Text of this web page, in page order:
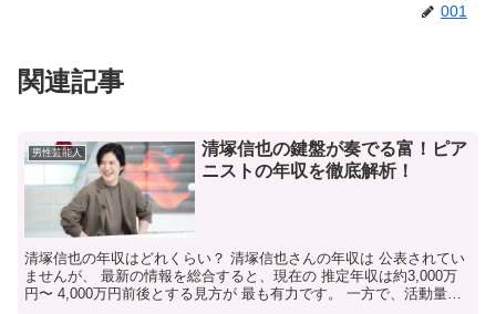
001
関連記事
男性芸能人
清塚信也の鍵盤が奏でる富！ピア
ニストの年収を徹底解析！
清塚信也の年収はどれくらい？ 清塚信也さんの年収は 公表されてい
ませんが、 最新の情報を総合すると、現在の 推定年収は約3,000万
円〜 4,000万円前後とする見方が 最も有力です。 一方で、活動量や